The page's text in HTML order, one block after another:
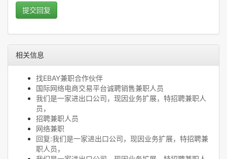
提交回复
相关信息
找EBAY兼职合作伙伴
国际网络电商交易平台诚聘销售兼职人员
我们是一家进出口公司，现因业务扩展，特招聘兼职人
员，
招聘兼职人员
网络兼职
回复:我们是一家进出口公司，现因业务扩展，特招聘兼
职人员，